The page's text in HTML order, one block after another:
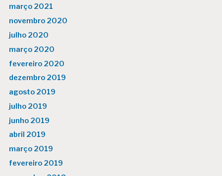
março 2021
novembro 2020
julho 2020
março 2020
fevereiro 2020
dezembro 2019
agosto 2019
julho 2019
junho 2019
abril 2019
março 2019
fevereiro 2019